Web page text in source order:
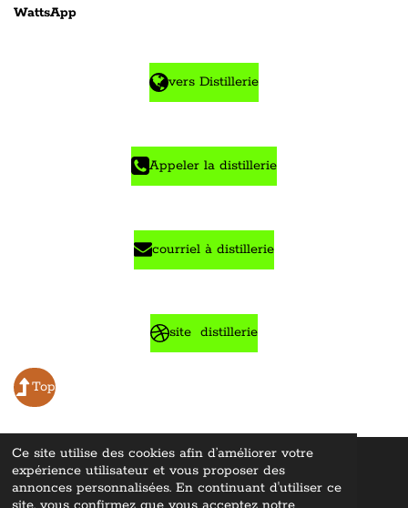
Ce site utilise des cookies afin d’améliorer votre
expérience utilisateur et vous proposer des
annonces personnalisées. En continuant d'utiliser ce
WattsApp
vers Distillerie
Appeler la distillerie
courriel à distillerie
site distillerie
Top
© 2022 - 2026 Whisky Lovers Encyclopediae ©"Tous droitsréservés"
Propulsé parWebador